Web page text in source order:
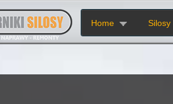
Home Silosy